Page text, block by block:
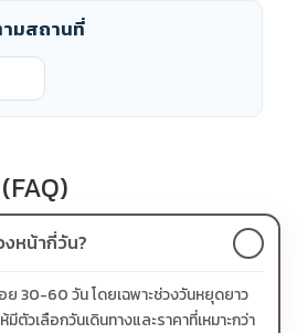
ามสถานที่
หน้ากี่วัน?
ย 30-60 วัน โดยเฉพาะช่วงวันหยุดยาว
วเลือกวันเดินทางและราคาที่เหมาะกว่า